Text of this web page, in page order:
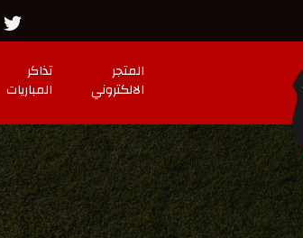
المتجر
الالكتروني
تذاكر
المباريات